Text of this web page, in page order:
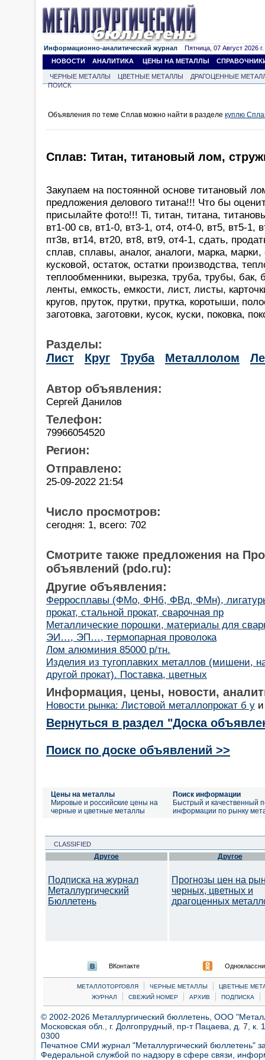
Информационно-аналитический журнал Пятница, 07 Август 2026 г.
НОВОСТИ
АНАЛИТИКА ЦЕНЫ НА МЕТАЛЛЫ
ЧЕРНЫЕ МЕТАЛЛЫ ЦВЕТНЫЕ МЕТАЛЛЫ
ДРАГОЦЕННЫЕ
ПОИСК
Объявления по теме Сплав можно найти в разделе куплю
Сплав: Титан, титановый лом,
Закупаем на постоянной основе титановый
предложения делового титана!!! Что бы
присылайте фото!!! Ti, титан, титана,
вт1-00 св, вт1-0, вт3-1, от4, от4-0, вт5, вт5-1,
пт3в, вт14, вт20, вт8, вт9, от4-1, сдать,
сплав, сплавы, аналог, аналоги, марка, марки,
кусковой, остаток, остатки производства,
теплообменники, вырезка, труба, трубы, бак,
ленты, емкость, емкости, лист, листы,
кругов, пруток, прутки, прутка, коротыши,
заготовка, заготовки, кусок, куски, поковка,
Разделы:
Лист
Круг Труба Металлолом
Автор объявления:
Сергей Данилов
Телефон:
79966054520
Регион:
Отправлено:
25-09-2022 21:54
Число просмотров:
сегодня: 1, всего: 702
Смотрите также предложения на
объявлений (pdo.ru):
Другие объявления:
Ферросплавы (ФМо, ФНб, ФВд, ФМн),
прокат, стальной прокат, сварочная пр
Металлические порошки, материалы для
ЭИ…, ЭП…, термопарная проволока
Лом алюминия 85000 р/тн.
Изделия из тугоплавких металлов (мишени,
другой прокат). Поставка, цветных
Информация, цены, новости,
Новости рынка: Листовой металлопрокат б у
Вернуться в раздел "Доска
Поиск по доске объявлений >>
Цены на металлы
Мировые и российские цены на
черные и цветные металлы
Поиск информации
Быстрый и качественный
информации по рынку
CLASSIFIED
Другое
Подписка на журнал
Металлургический
Бюллетень
Другое
Прогнозы цен на
черных, цветных и
драгоценных
ВКонтакте
МЕТАЛЛОТОРГОВЛЯ | ЧЕРНЫЕ МЕТАЛЛЫ |
ЦВЕТНЫЕ
ЖУРНАЛ
| СВЕЖИЙ НОМЕР | АРХИВ | ПОДПИСКА |
© 2002-2026 Металлургический бюллетень, ООО
Московская обл., г. Долгопрудный, пр-т Пацаева, д. 7,
0300
Печатное СМИ журнал "Металлургический бюллетень"
Федеральной службой по надзору в сфере связи,